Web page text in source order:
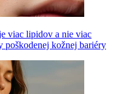
viac lipidov a nie viac
poškodenej kožnej bariéry